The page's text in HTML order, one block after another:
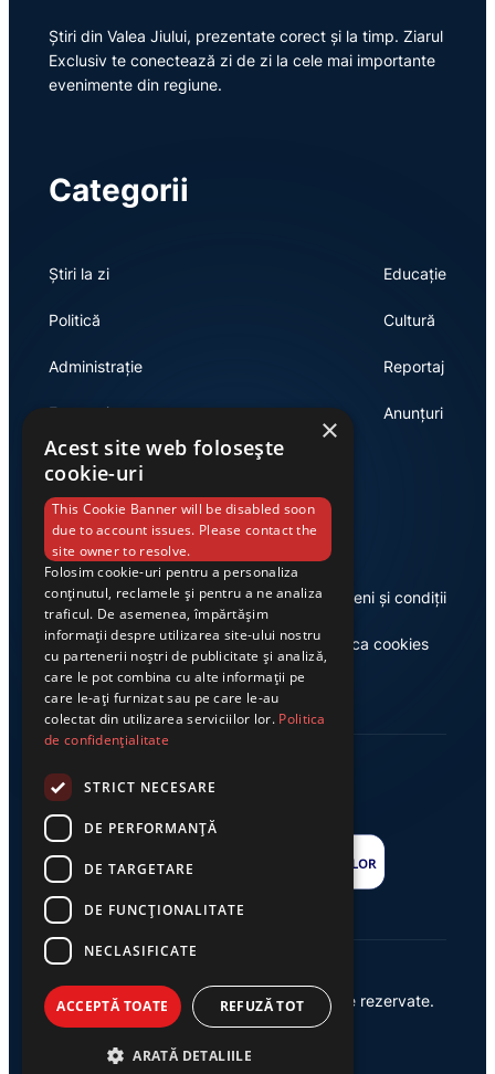
Știri din Valea Jiului, prezentate corect și la timp. Ziarul
Exclusiv te conectează zi de zi la cele mai importante
evenimente din regiune.
Categorii
Știri la zi
Politică
Administrație
Economie
Educație
Cultură
Reportaj
Anunțuri
Link-uri utile
Despre noi
Casa de editură Exclusiv
Termeni și condiții
Politica cookies
© 2026 Ziarul Exclusiv – Toate drepturile rezervate.
Powered by {AW}
×
Acest site web folosește
cookie-uri
This Cookie Banner will be disabled soon
due to account issues. Please contact the
site owner to resolve.
Folosim cookie-uri pentru a personaliza
conținutul, reclamele și pentru a ne analiza
traficul. De asemenea, împărtășim
informații despre utilizarea site-ului nostru
cu partenerii noștri de publicitate și analiză,
care le pot combina cu alte informații pe
care le-ați furnizat sau pe care le-au
colectat din utilizarea serviciilor lor. Politica
de confidențialitate
STRICT NECESARE
DE PERFORMANȚĂ
DE TARGETARE
DE FUNCŢIONALITATE
NECLASIFICATE
ACCEPTĂ TOATE REFUZĂ TOT
ARATĂ DETALIILE